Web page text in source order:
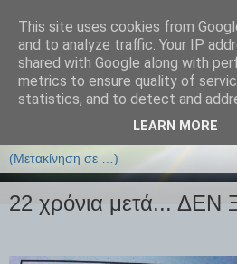
Online Μαθήματα Βιολογίας
22 χρόνια μετά...
This site uses cookies from
and to analyze traffic. Your IP
shared with Google along with
metrics to ensure quality of
statistics, and to detect and
LEARN MORE